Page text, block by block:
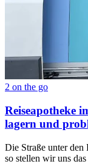
2 on the go
Reiseapotheke
lagern und
Die Straße unter den
so stellen wir uns